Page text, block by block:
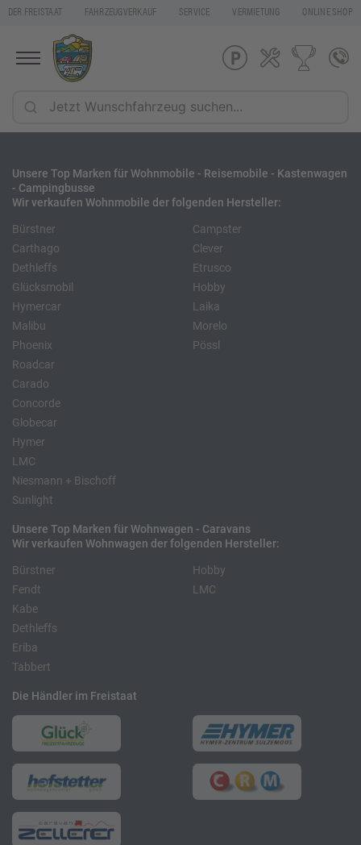
DER FREISTAAT FAHRZEUGVERKAUF SERVICE VERMIETUNG ONLINE SHOP
Unsere Top Marken für Wohnmobile - Reisemobile - Kastenwagen
- Campingbusse
Wir verkaufen Wohnmobile der folgenden Hersteller:
Bürstner
Carthago
Dethleffs
Glücksmobil
Hymercar
Malibu
Phoenix
Roadcar
Campster
Clever
Etrusco
Hobby
Laika
Morelo
Pössl
Carado
Concorde
Globecar
Hymer
LMC
Niesmann + Bischoff
Sunlight
Unsere Top Marken für Wohnwagen - Caravans
Wir verkaufen Wohnwagen der folgenden Hersteller:
Bürstner
Fendt
Kabe
Hobby
LMC
Dethleffs
Eriba
Tabbert
Die Händler im Freistaat